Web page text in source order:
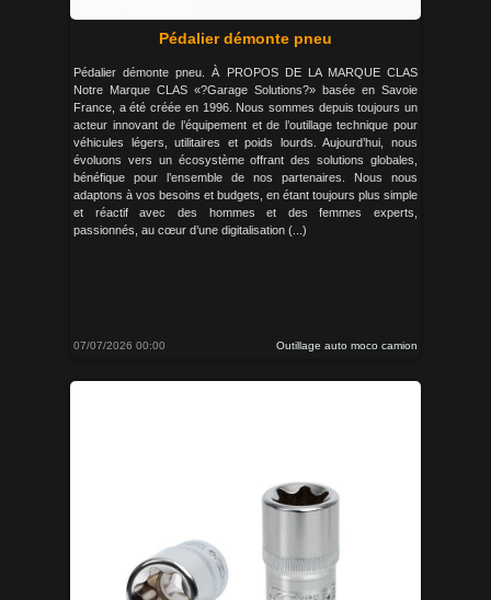
Pédalier démonte pneu
Pédalier démonte pneu. À PROPOS DE LA MARQUE CLAS
Notre Marque CLAS «?Garage Solutions?» basée en Savoie
France, a été créée en 1996. Nous sommes depuis toujours un
acteur innovant de l’équipement et de l’outillage technique pour
véhicules légers, utilitaires et poids lourds. Aujourd’hui, nous
évoluons vers un écosystème offrant des solutions globales,
bénéfique pour l’ensemble de nos partenaires. Nous nous
adaptons à vos besoins et budgets, en étant toujours plus simple
et réactif avec des hommes et des femmes experts,
passionnés, au cœur d’une digitalisation (...)
07/07/2026 00:00 Outillage auto moco camion